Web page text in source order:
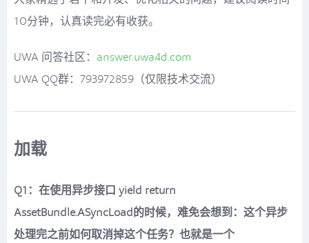
10分钟，认真读完必有收获。
UWA 问答社区： answer.uwa4d.com
UWA QQ群：793972859（仅限技术交流）
加载
Q1：在使用异步接口 yield return
AssetBundle.ASyncLoad的时候，难免会想到：这个异步
处理完之前如何取消掉这个任务？也就是一个